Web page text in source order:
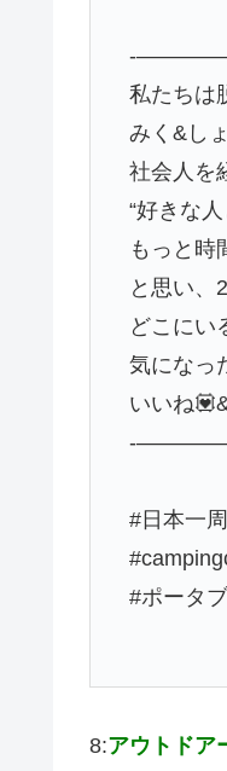
-
私たちは
みく&し
社会人を
“好きな
もっと時
と思い、
どこにい
気になっ
いいね
-
#日本一
#ポータ
8:アウトドア